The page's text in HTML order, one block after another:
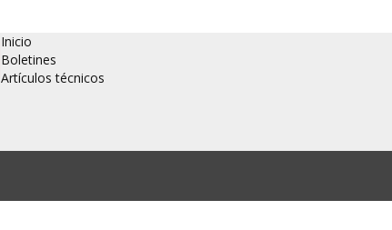
Inicio
Boletines
Artículos técnicos